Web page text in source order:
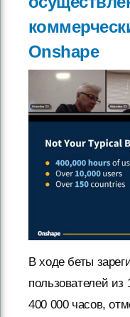
Onshape
В ходе беты
пользователей из
400 000 часов,